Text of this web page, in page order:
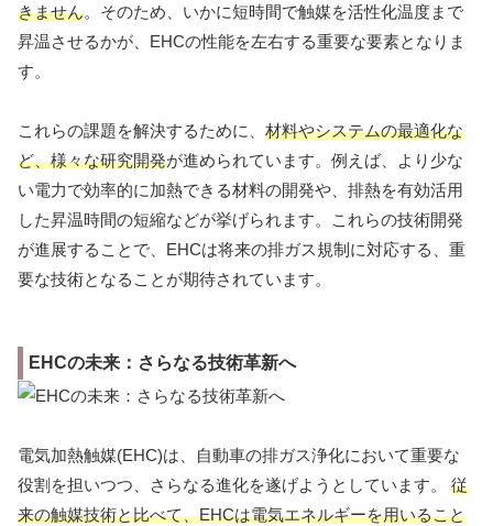
きません。そのため、いかに短時間で触媒を活性化温度まで
昇温させるかが、EHCの性能を左右する重要な要素となりま
す。
これらの課題を解決するために、 材料やシステムの最適化な
ど、様々な研究開発が進められています。例えば、より少な
い電力で効率的に加熱できる材料の開発や、排熱を有効活用
した昇温時間の短縮などが挙げられます。これらの技術開発
が進展することで、EHCは将来の排ガス規制に対応する、重
要な技術となることが期待されています。
EHCの未来：さらなる技術革新へ
電気加熱触媒(EHC)は、自動車の排ガス浄化において重要な
役割を担いつつ、さらなる進化を遂げようとしています。 従
来の触媒技術と比べて、EHCは電気エネルギーを用いること